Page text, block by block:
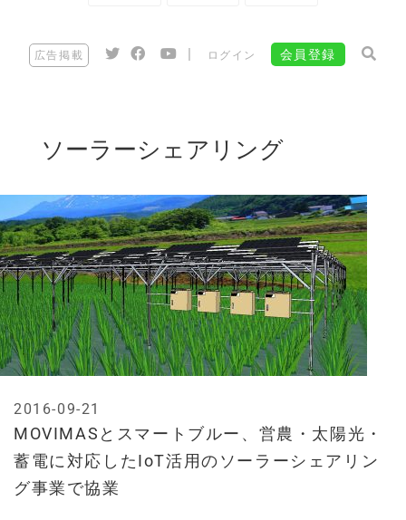
広告掲載 ログイン 会員登録
ソーラーシェアリング
MOVIMASとスマートブルー、営農・太陽光・
蓄電に対応したIoT活用のソーラーシェアリン
グ事業で協業
2016-09-21